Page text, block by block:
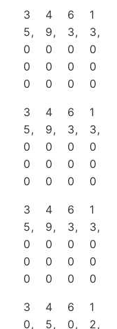
3
5,
0
0
0
4
9,
0
0
0
6
3,
0
0
0
1
3,
0
0
0
3
5,
0
0
0
4
9,
0
0
0
6
3,
0
0
0
1
3,
0
0
0
3
5,
0
0
0
4
9,
0
0
0
6
3,
0
0
0
1
3,
0
0
0
3
0,
4
5,
6
0,
1
2,